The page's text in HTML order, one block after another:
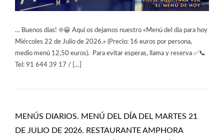
… Buenos días! ☀️😀 Aquí os dejamos nuestro «Menú del día para hoy
Miércoles 22 de Julio de 2026.» (Precio: 16 euros por persona,
medio menú 12,50 euros). Para evitar esperas, llama y reserva ✅📞
Tel: 91 644 39 17 / […]
MENÚS DIARIOS. MENÚ DEL DÍA DEL MARTES 21
DE JULIO DE 2026. RESTAURANTE AMPHORA